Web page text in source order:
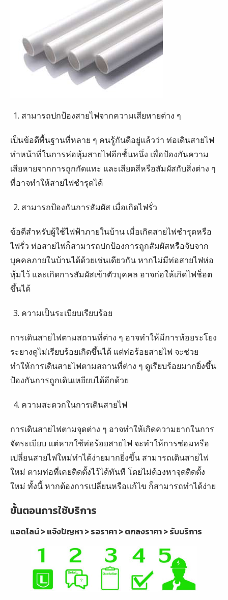
สามารถปกป้องสายไฟจากความเสียหายต่าง ๆ
เป็นข้อดีพื้นฐานที่หลาย ๆ คนรู้กันดีอยู่แล้วว่า ท่อเดินสายไฟ
ทำหน้าที่ในการห่อหุ้มสายไฟอีกชั้นหนึ่ง เพื่อป้องกันความ
เสียหายจากการถูกกัดแทะ และเสียดสีหรือสัมผัสกับสิ่งต่าง ๆ
ที่อาจทำให้สายไฟชำรุดได้
สามารถป้องกันการสัมผัส เมื่อเกิดไฟรั่ว
ข้อดีสำหรับผู้ใช้ไฟฟ้าภายในบ้าน เมื่อเกิดสายไฟชำรุดหรือ
ไฟรั่ว ท่อสายไฟก็สามารถปกป้องการถูกสัมผัสหรือจับจาก
บุคคลภายในบ้านได้ด้วยเช่นเดียวกัน หากไม่มีท่อสายไฟห่อ
หุ้มไว้ และเกิดการสัมผัสเข้าตัวบุคคล อาจก่อให้เกิดไฟช็อต
ขึ้นได้
ความเป็นระเบียบเรียบร้อย
การเดินสายไฟตามสถานที่ต่าง ๆ อาจทำให้มีการห้อยระโยง
ระยางดูไม่เรียบร้อยเกิดขึ้นได้ แต่ท่อร้อยสายไฟ จะช่วย
ทำให้การเดินสายไฟตามสถานที่ต่าง ๆ ดูเรียบร้อยมากยิ่งขึ้น
ป้องกันการถูกเดินเหยียบได้อีกด้วย
ความสะดวกในการเดินสายไฟ
การเดินสายไฟตามจุดต่าง ๆ อาจทำให้เกิดความยากในการ
จัดระเบียบ แต่หากใช้ท่อร้อยสายไฟ จะทำให้การซ่อมหรือ
เปลี่ยนสายไฟใหม่ทำได้ง่ายมากยิ่งขึ้น สามารถเดินสายไฟ
ใหม่ ตามท่อที่เคยติดตั้งไว้ได้ทันที โดยไม่ต้องหาจุดติดตั้ง
ใหม่ ทั้งนี้ หากต้องการเปลี่ยนหรือแก้ไข ก็สามารถทำได้ง่าย
ขั้นตอนการใช้บริการ
แอดไลน์ > แจ้งปัญหา > รอราคา > ตกลงราคา > รับบริการ